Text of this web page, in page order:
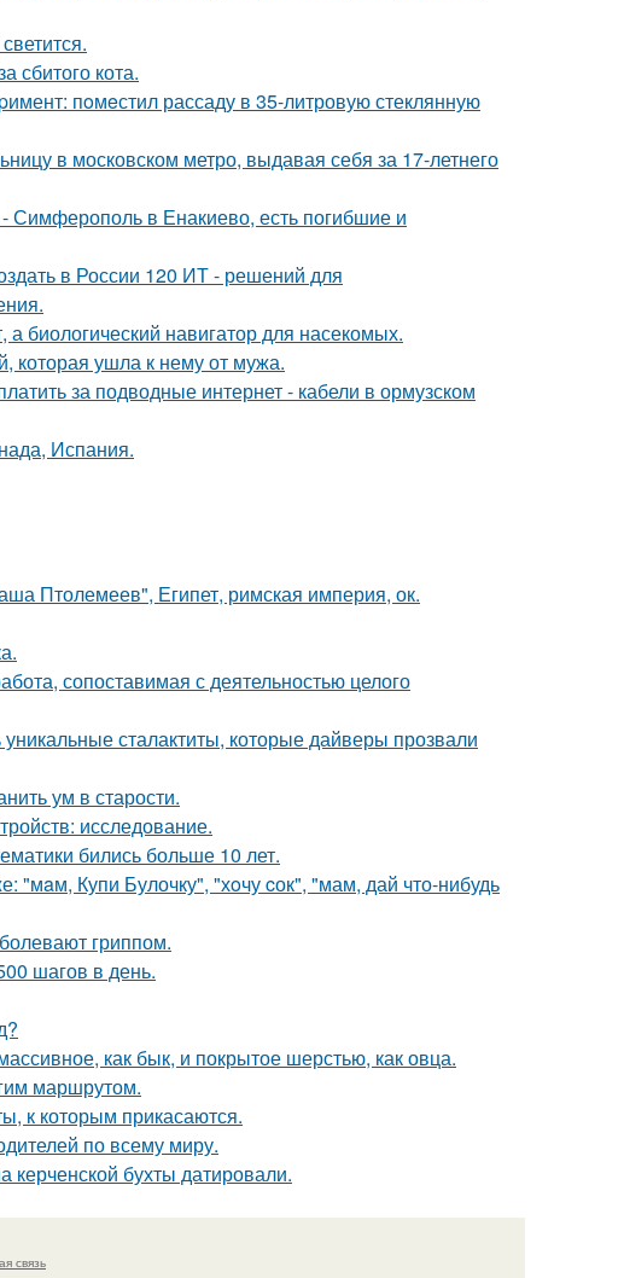
сбитого кота.
пoмeстил рассаду в 35-литровую стеклянную
в московском метро, выдавая себя за 17-летнего
Симферополь в Енакиево, есть погибшие и
в России 120 ИТ - решений для
биологический навигатор для насекомых.
которая ушла к нему от мужа.
за подводные интернет - кабели в ормузском
Испания.
Птолемеев", Египет, римская империя, ок.
сопоставимая с деятельностью целого
сталактиты, которые дайверы прозвали
ум в старости.
исследование.
бились больше 10 лет.
"мaм, Купи Булочку", "хoчу cок", "мам, дай что-нибудь
гриппом.
шагов в день.
как бык, и покрытое шерстью, как овца.
маршрутом.
к которым прикасаются.
по всему миру.
керченской бухты датировали.
связь